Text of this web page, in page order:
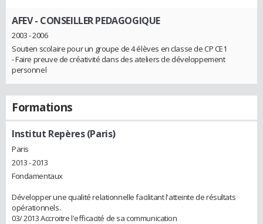
AFEV- CONSEILLER PEDAGOGIQUE
2003 - 2006
Soutien scolaire pour un groupe de 4 élèves en classe de CP CE1
- Faire preuve de créativité dans des ateliers de développement
personnel
Formations
Institut Repères (Paris)
Paris
2013 - 2013
Fondamentaux
Développer une qualité relationnelle facilitant l'atteinte de résultats
opérationnels.
03/ 2013 Accroitre l'efficacité de sa communication